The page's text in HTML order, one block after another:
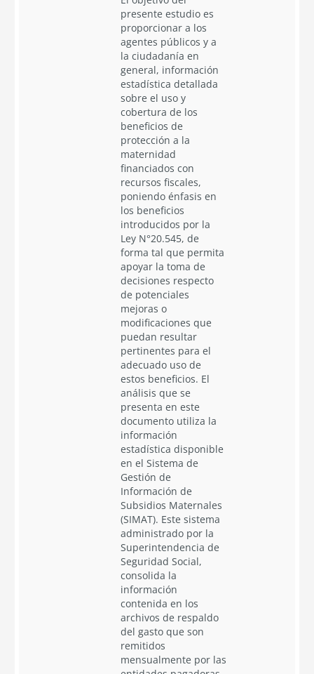
presente estudio es
proporcionar a los
agentes públicos y a
la ciudadanía en
general, información
estadística detallada
sobre el uso y
cobertura de los
beneficios de
protección a la
maternidad
financiados con
recursos fiscales,
poniendo énfasis en
los beneficios
introducidos por la
Ley N°20.545, de
forma tal que permita
apoyar la toma de
decisiones respecto
de potenciales
mejoras o
modificaciones que
puedan resultar
pertinentes para el
adecuado uso de
estos beneficios. El
análisis que se
presenta en este
documento utiliza la
información
estadística disponible
en el Sistema de
Gestión de
Información de
Subsidios Maternales
(SIMAT). Este sistema
administrado por la
Superintendencia de
Seguridad Social,
consolida la
información
contenida en los
archivos de respaldo
del gasto que son
remitidos
mensualmente por las